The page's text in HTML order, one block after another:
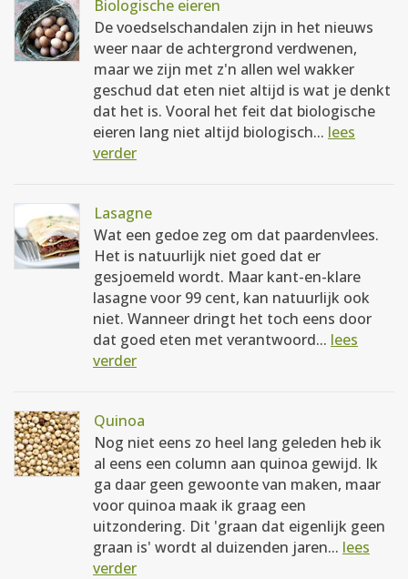
Biologische eieren
De voedselschandalen zijn in het nieuws
weer naar de achtergrond verdwenen,
maar we zijn met z'n allen wel wakker
geschud dat eten niet altijd is wat je denkt
dat het is. Vooral het feit dat biologische
eieren lang niet altijd biologisch... lees
verder
Lasagne
Wat een gedoe zeg om dat paardenvlees.
Het is natuurlijk niet goed dat er
gesjoemeld wordt. Maar kant-en-klare
lasagne voor 99 cent, kan natuurlijk ook
niet. Wanneer dringt het toch eens door
dat goed eten met verantwoord... lees
verder
Quinoa
Nog niet eens zo heel lang geleden heb ik
al eens een column aan quinoa gewijd. Ik
ga daar geen gewoonte van maken, maar
voor quinoa maak ik graag een
uitzondering. Dit 'graan dat eigenlijk geen
graan is' wordt al duizenden jaren... lees
verder